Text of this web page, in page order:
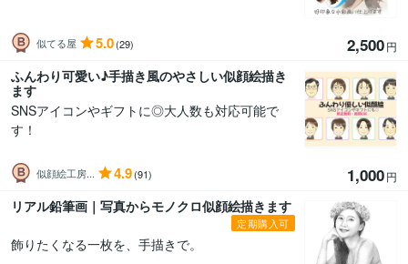
似てる屋 5.0(29) 2,500円
ふんわり可愛い♪手描き風のやさしい似顔絵描き
ます
SNSアイコンやギフトに◎大人数も対応可能で
す！
似顔絵工房... 4.9(91) 1,000円
リアル鉛筆画｜写真からモノクロ似顔絵描きます
定期購入可
飾りたくなる一枚を、手描きで。